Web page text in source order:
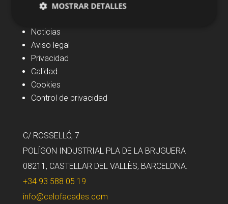
Navegación
Noticias
Aviso legal
Privacidad
Calidad
Cookies
Control de privacidad
C/ ROSSELLÓ, 7
POLÍGON INDUSTRIAL PLA DE LA BRUGUERA
08211, CASTELLAR DEL VALLÈS, BARCELONA.
+34 93 588 05 19
info@celofacades.com
MOSTRAR DETALLES